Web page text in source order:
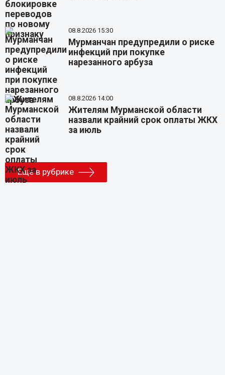
08.8.2026 15:30
Мурманчан предупредили о риске
инфекций при покупке
нарезанного арбуза
08.8.2026 14:00
Жителям Мурманской области
назвали крайний срок оплаты ЖКХ
за июль
Еще в рубрике